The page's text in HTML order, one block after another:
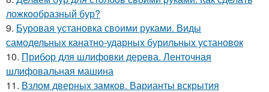
ложкообразный бур?
9. Буровая установка своими руками. Виды
самодельных канатно-ударных бурильных установок
10. Прибор для шлифовки дерева. Ленточная
шлифовальная машина
11. Взлом дверных замков. Варианты вскрытия